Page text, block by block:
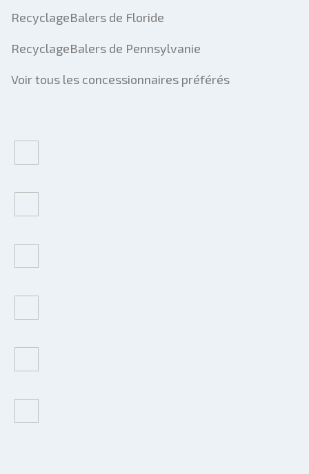
RecyclageBalers de Floride
RecyclageBalers de Pennsylvanie
Voir tous les concessionnaires préférés